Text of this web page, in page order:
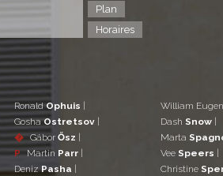
Plan
Horaires
RonaldOphuis |
GoshaOstretsov |
� Gábor Ősz |
P Martin Parr |
DenizPasha |
William
Dash Snow |
Marta
Vee Speers |
Christine